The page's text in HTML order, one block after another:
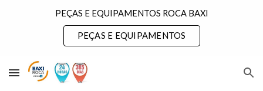
Skip to main content
PEÇAS E EQUIPAMENTOS ROCA BAXI
PEÇAS E EQUIPAMENTOS